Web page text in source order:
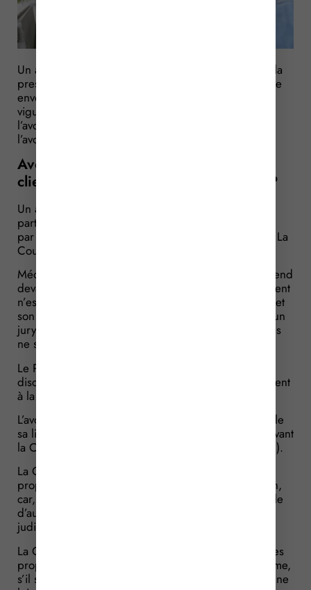
Un avocat fait des déclarations avec vigueur devant la
presse, suite à une décision défavorable de la justice
envers son client. Peut-être avec un peu trop de
vigueur, selon le Parquet, qui demande à ce que
l’avocat fasse l’objet d’une sanction… A tort, répond
l’avocat qui fait valoir sa liberté d’expression…
Avocats : défendre (avec vigueur) son
client devant les médias, (im)possible ?
Un avocat est chargé de défendre les intérêts d’un
particulier, d’origine étrangère, dont le fils a été tué
par un gendarme à la suite d’une course poursuite. La
Cour d’assises décide d’acquitter le gendarme.
Mécontent, l’avocat quitte la salle d’audience et se rend
devant les médias : il explique alors que l’acquittement
n’est pas une surprise dans la mesure où son client et
son fils tué sont d’origine étrangère et le jury est « un
jury blanc, exclusivement blanc, où les communautés
ne sont pas toutes représentées ».
Le Parquet réclame alors et obtient une sanction
disciplinaire à l’encontre de l’avocat pour manquement
à la délicatesse et à la modération.
L’avocat estime toutefois que cette condamnation viole
sa liberté d’expression et va se défendre jusque devant
la Cour Européenne des Droits de l’Homme (CEDH).
La CEDH rappelle alors qu’il faut distinguer si les
propos litigieux sont des « faits d’audience » ou non,
car, pour les faits d’audience, intervenus dans la salle
d’audience, l’avocat bénéficie d’une immunité
judiciaire.
La CEDH relève alors que l’avocat, lorsqu’il a tenu les
propos litigieux, avait quitté la salle d’audience. Même,
s’il se trouvait encore dans l’enceinte du Tribunal, il ne